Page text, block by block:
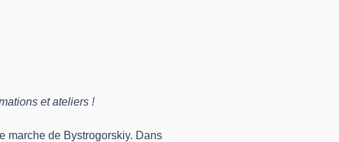
et ateliers !
marche de Bystrogorskiy. Dans